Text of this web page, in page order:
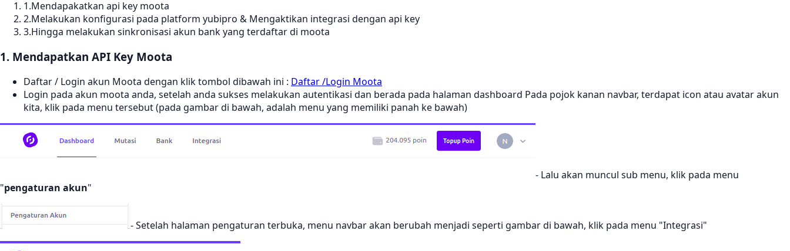
1.Mendapakatkan api key moota
2.Melakukan konfigurasi pada platform yubipro & Mengaktikan integrasi dengan api key
3.Hingga melakukan sinkronisasi akun bank yang terdaftar di moota
1. Mendapatkan API Key Moota
Daftar / Login akun Moota dengan klik tombol dibawah ini : Daftar /Login Moota
Login pada akun moota anda, setelah anda sukses melakukan autentikasi dan berada pada halaman dashboard Pada pojok kanan navbar, terdapat icon atau avatar akun
kita, klik pada menu tersebut (pada gambar di bawah, adalah menu yang memiliki panah ke bawah)
- Lalu akan muncul sub menu, klik pada menu
"pengaturan akun"
- Setelah halaman pengaturan terbuka, menu navbar akan berubah menjadi seperti gambar di bawah, klik pada menu "Integrasi"